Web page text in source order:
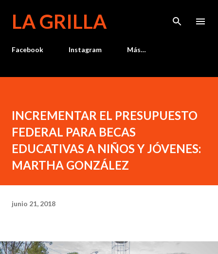
LA GRILLA
Facebook Instagram Más…
INCREMENTAR EL PRESUPUESTO
FEDERAL PARA BECAS
EDUCATIVAS A NIÑOS Y JÓVENES:
MARTHA GONZÁLEZ
junio 21, 2018